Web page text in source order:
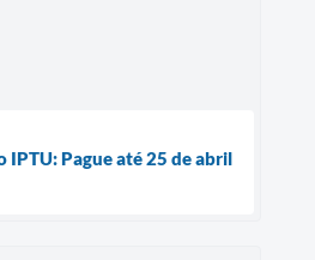
IPTU: Pague até 25 de abril